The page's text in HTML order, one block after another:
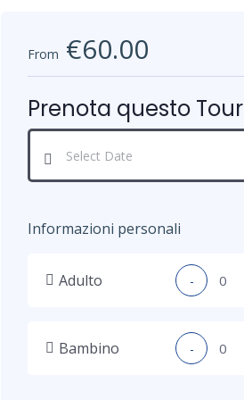
From €60.00
Prenota questo Tour
Informazioni personali
Adulto -
Bambino -